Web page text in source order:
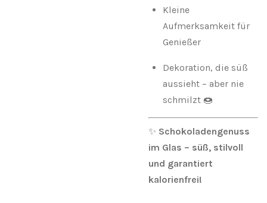
Kleine
Aufmerksamkeit für
Genießer
Dekoration, die süß
aussieht – aber nie
schmilzt 🍩
✨ Schokoladengenuss
im Glas – süß, stilvoll
und garantiert
kalorienfrei!